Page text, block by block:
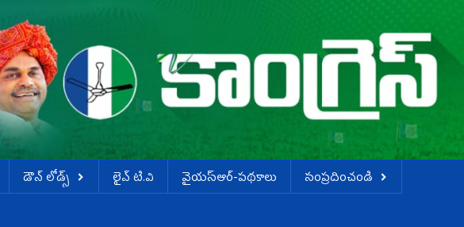
డౌన్ లోడ్స్ లైవ్ టి.వి వైయస్ఆర్-పథకాలు
సంప్రదించండి